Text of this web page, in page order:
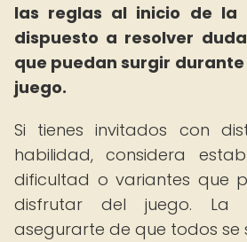
las reglas al inicio de la
dispuesto a resolver
que puedan surgir
juego.
Si tienes invitados con
habilidad, considera
dificultad o variantes que
disfrutar del juego. La
asegurarte de que todos se